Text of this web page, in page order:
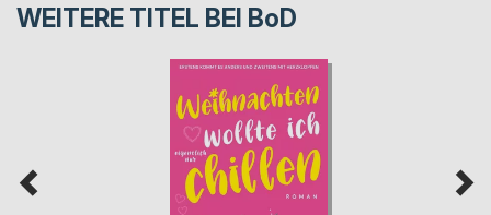
WEITERE TITEL BEI BoD